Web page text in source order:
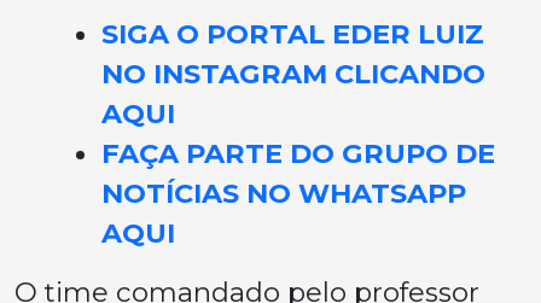
SIGA O PORTAL EDER LUIZ
NO INSTAGRAM CLICANDO
AQUI
FAÇA PARTE DO GRUPO DE
NOTÍCIAS NO WHATSAPP
AQUI
O time comandado pelo professor